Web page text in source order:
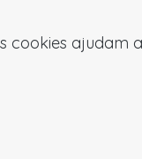
cookies